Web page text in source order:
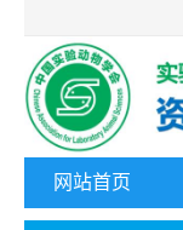
网站首页